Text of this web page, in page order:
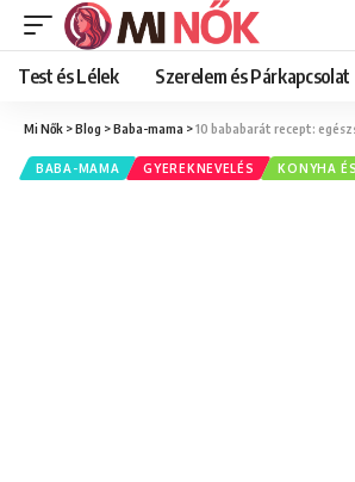
Test és Lélek Szerelem és Párkapcsolat
Mi Nők >Blog >Baba-mama >10 bababarát recept: egészséges
BABA-MAMA GYEREKNEVELÉS KONYHA